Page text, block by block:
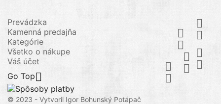
Prevádzka


Kamenná predajňa


Kategórie


Všetko o nákupe


Váš účet


Go Top
© 2023 - Vytvoril Igor Bohunský Potápač